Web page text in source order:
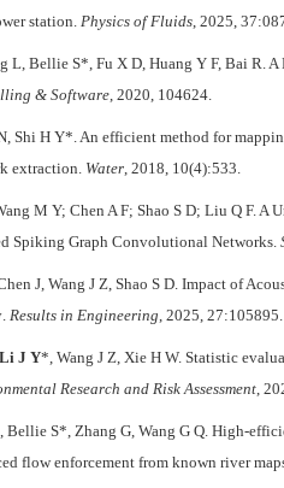
station. Physics of Fluids , 2025,
L, Bellie S* , Fu X D, Huang Y F, Bai R.
& Software , 2020, 104624.
Shi H Y* . An efficient method for
extraction. Water , 2018, 10(4):533.
M Y; Chen A F; Shao S D; Liu Q F.
Spiking Graph Convolutional Networks.
Chen J, Wang J Z, Shao S D. Impact of
Results in Engineering , 2025,27:105895
Li J Y*, Wang J Z, Xie H W. Statistic
Research and Risk Assessment ,
, Bellie S* , Zhang G, Wang G Q. High-
flow enforcement from known river